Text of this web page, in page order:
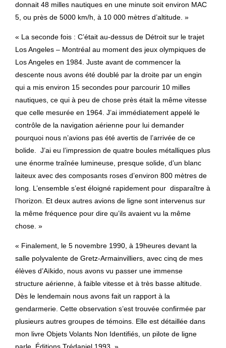
donnait 48 milles nautiques en une minute soit environ MAC
5, ou près de 5000 km/h, à 10 000 mètres d’altitude. »
« La seconde fois : C’était au-dessus de Détroit sur le trajet
Los Angeles – Montréal au moment des jeux olympiques de
Los Angeles en 1984. Juste avant de commencer la
descente nous avons été doublé par la droite par un engin
qui a mis environ 15 secondes pour parcourir 10 milles
nautiques, ce qui à peu de chose près était la même vitesse
que celle mesurée en 1964. J’ai immédiatement appelé le
contrôle de la navigation aérienne pour lui demander
pourquoi nous n’avions pas été avertis de l’arrivée de ce
bolide. J’ai eu l’impression de quatre boules métalliques plus
une énorme traînée lumineuse, presque solide, d’un blanc
laiteux avec des composants roses d’environ 800 mètres de
long. L’ensemble s’est éloigné rapidement pour disparaître à
l’horizon. Et deux autres avions de ligne sont intervenus sur
la même fréquence pour dire qu’ils avaient vu la même
chose. »
« Finalement, le 5 novembre 1990, à 19heures devant la
salle polyvalente de Gretz-Armainvilliers, avec cinq de mes
élèves d’Aïkido, nous avons vu passer une immense
structure aérienne, à faible vitesse et à très basse altitude.
Dès le lendemain nous avons fait un rapport à la
gendarmerie. Cette observation s’est trouvée confirmée par
plusieurs autres groupes de témoins. Elle est détaillée dans
mon livre Objets Volants Non Identifiés, un pilote de ligne